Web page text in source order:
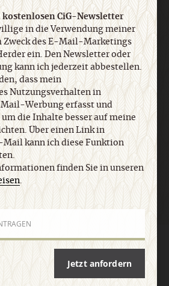
Mail kann ich diese Funktion
Weiterführende
finden Sie in unseren
.
Datenschutz
Barrierefreiheit
kostenlosen CiG-Newsletter
in die Verwendung meiner
Zweck des E-Mail-Marketings
ein. Den Newsletter oder
kann ich jederzeit abbestellen.
dass mein
Nutzungsverhalten in
Werbung erfasst und
die Inhalte besser auf meine
Über einen Link in
kann ich diese Funktion
finden Sie in unseren
.
Jetzt anfordern